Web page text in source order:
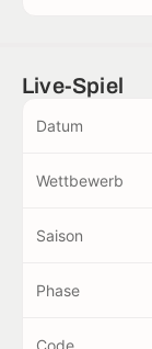
Live-Spiel
Datum
Wettbewerb
Saison
Phase
Code